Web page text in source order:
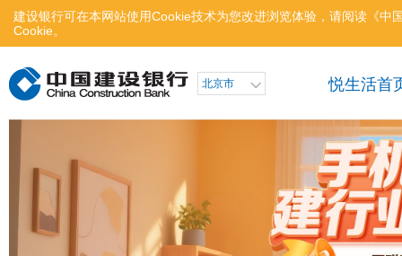
建设银行可在本网站使用Cookie技术为您改进浏览体验，请阅读《中
Cookie。
北京市 悦生活首